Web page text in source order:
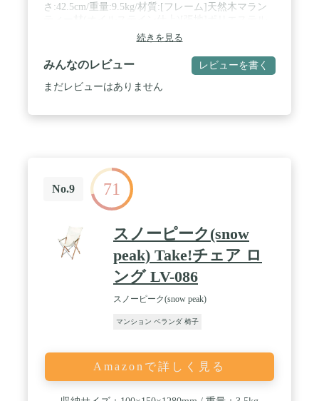
さ:42.5cm/重量:9.5kg/材質:[フレーム]天然木マラン
(塩化ビニール樹脂コーティング) / 【特徴】折りた
たみ式ガーデンチェアです。素材は雨に強い天然木
マランティ材を採用し、高い耐久性とキレイな木目
が特徴です。使い込むほどに味わいが増し、木なら
ではの優しいぬくもりのある手触りが楽しめます。
く疲れにくいです。お好きな体勢で過ごしていただ
けるように、リクライニングで7段階調節可能で
す。好みの角度でリラックスした空間をお楽しみい
ただけます。ひじ掛けの角を丸く加工し、お子様で
も安心して使って頂けるよう優しい設計です。 / 完
成品です
続きを見る
みんなのレビュー レビューを書く
まだレビューはありません
No.9 71
スノーピーク(snow
peak) Take!チェア ロ
ング LV-086
スノーピーク(snow peak)
マンション ベランダ 椅子
Amazonで詳しく見る